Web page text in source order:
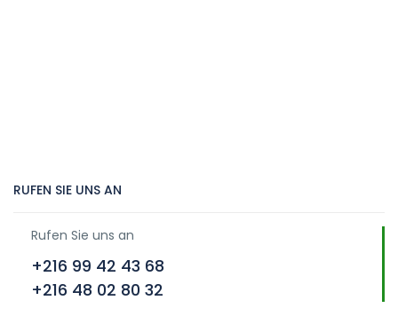
RUFEN SIE UNS AN
Rufen Sie uns an
+216 99 42 43 68
+216 48 02 80 32